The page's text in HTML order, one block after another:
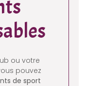
ou votre
pouvez
de sport